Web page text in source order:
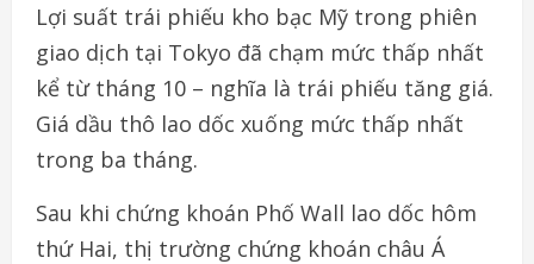
Lợi suất trái phiếu kho bạc Mỹ trong phiên
giao dịch tại Tokyo đã chạm mức thấp nhất
kể từ tháng 10 – nghĩa là trái phiếu tăng giá.
Giá dầu thô lao dốc xuống mức thấp nhất
trong ba tháng.
Sau khi chứng khoán Phố Wall lao dốc hôm
thứ Hai, thị trường chứng khoán châu Á